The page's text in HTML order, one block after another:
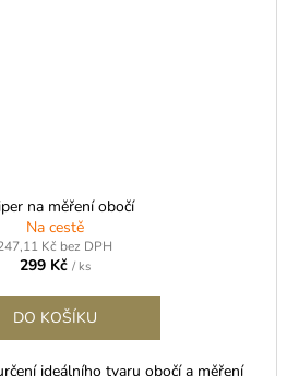
na měření obočí
Na cestě
Kč bez DPH
299 Kč / ks
DO KOŠÍKU
ideálního tvaru obočí a měření